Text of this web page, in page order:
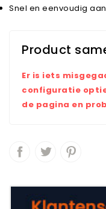
Snel en eenvoudig
Product
Er is iets
configuratie
de pagina en